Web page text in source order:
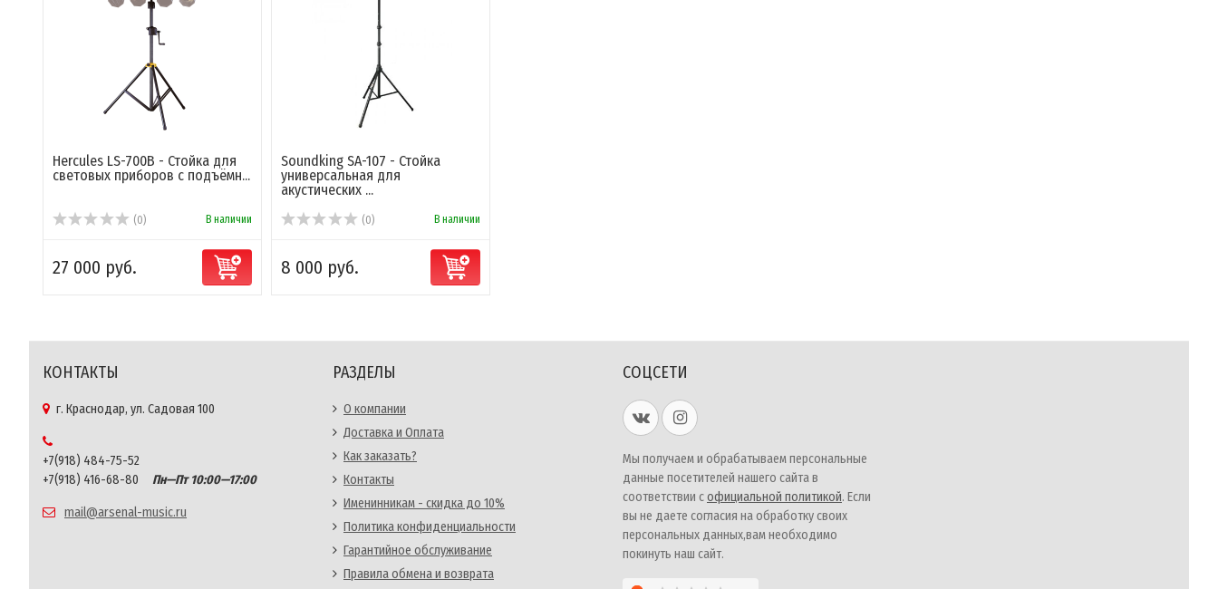
Hercules LS-700B - Стойка для
световых приборов с подъёмн...
(0) В наличии
27 000 руб.
Soundking SA-107 - Стойка
универсальная для
акустических ...
(0) В наличии
8 000 руб.
КОНТАКТЫ
г. Краснодар, ул. Садовая 100
+7(918) 484-75-52
+7(918) 416-68-80
Пн—Пт 10:00—17:00
mail@arsenal-music.ru
РАЗДЕЛЫ
О компании
Доставка и Оплата
Как заказать?
Контакты
Именинникам - скидка до 10%
Политика конфиденциальности
Гарантийное обслуживание
Правила обмена и возврата
СОЦСЕТИ
Мы получаем и обрабатываем персональные
данные посетителей нашего сайта в
соответствии софициальной политикой. Если
вы не даете согласия на обработку своих
персональных данных,вам необходимо
покинуть наш сайт.